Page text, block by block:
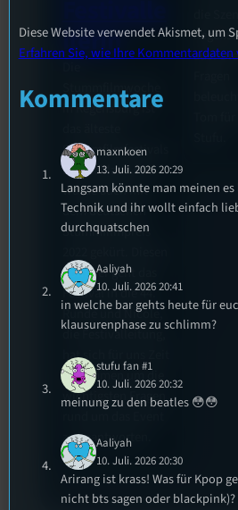
iterin
Stummfilmwoche
in Regensburg ist
Stummfilmfestivals
Deutschland und
wurde auch mit
dem deutschen
Stummfilmpreis
Sommer geht das
Festival in die 44.
Runde und Nicole,
die Festivalleitung,
hat sich für uns Zeit
genommen um die
wichtigsten Fragen
rund um das Event
zu beantworten.
aus?
Diese Website verwendet Akismet, um
Erfahren Sie, wie Ihre
Kommentare
maxnkoen
13. Juli. 2026 20:29
Langsam könnte man meinen
Technik und ihr wollt einfach
durchquatschen
Aaliyah
10. Juli. 2026 20:41
in welche bar gehts heute für
klausurenphase zu schlimm?
stufu fan #1
10. Juli. 2026 20:32
meinung zu den beatles 😳😳
Aaliyah
10. Juli. 2026 20:30
Arirang ist krass! Was für Kpop
nicht bts sagen oder blackpink)?